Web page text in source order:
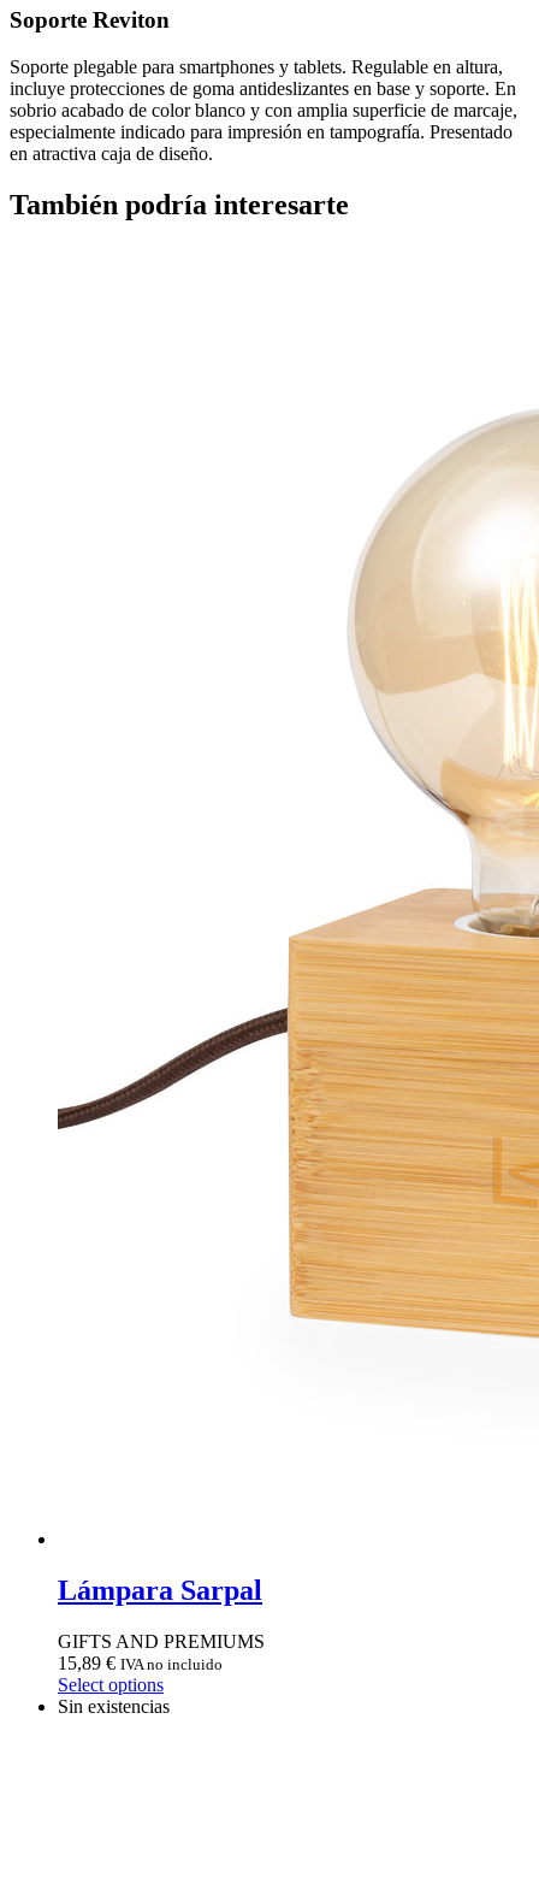
Soporte Reviton
Soporte plegable para smartphones y tablets. Regulable en altura,
incluye protecciones de goma antideslizantes en base y soporte. En
sobrio acabado de color blanco y con amplia superficie de marcaje,
especialmente indicado para impresión en tampografía. Presentado
en atractiva caja de diseño.
También podría interesarte
Lámpara Sarpal
GIFTS AND PREMIUMS
15,89 € IVA no incluido
Select options
Sin existencias